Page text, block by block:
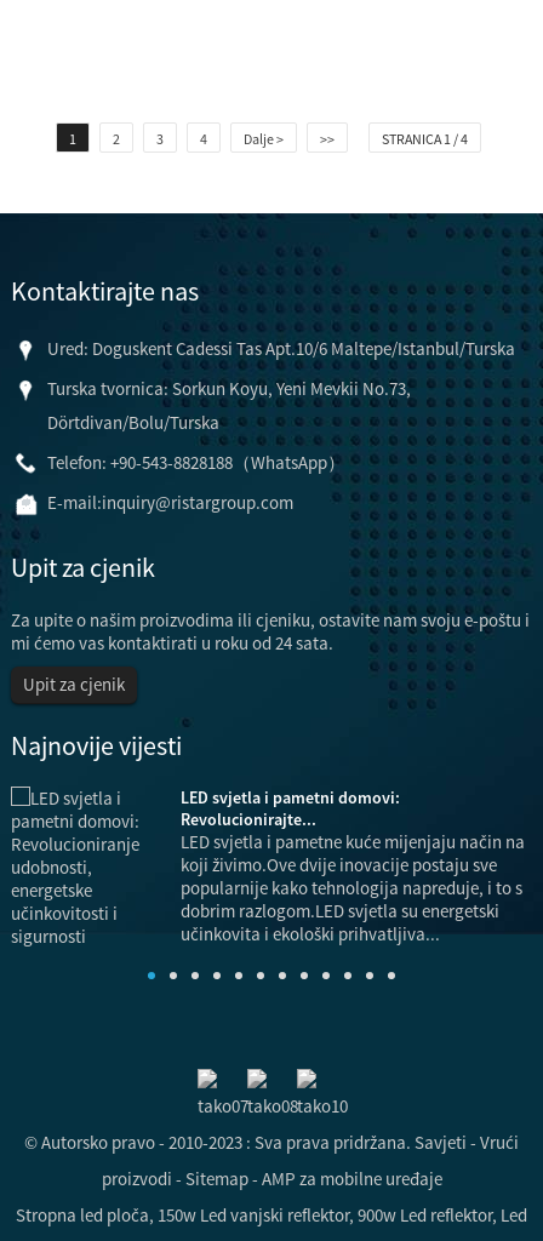
1 2 3 4 Dalje > >> STRANICA 1 / 4
Kontaktirajte nas
Ured: Doguskent Cadessi Tas Apt.10/6 Maltepe/Istanbul/Turska
Turska tvornica: Sorkun Koyu, Yeni Mevkii No.73,
Dörtdivan/Bolu/Turska
Telefon: +90-543-8828188（WhatsApp）
E-mail:inquiry@ristargroup.com
Upit za cjenik
Za upite o našim proizvodima ili cjeniku, ostavite nam svoju e-poštu i
mi ćemo vas kontaktirati u roku od 24 sata.
Upit za cjenik
Najnovije vijesti
LED svjetla i pametni domovi:
Revolucionirajte...
LED svjetla i pametne kuće mijenjaju način na
koji živimo.Ove dvije inovacije postaju sve
popularnije kako tehnologija napreduje, i to s
dobrim razlogom.LED svjetla su energetski
učinkovita i ekološki prihvatljiva...
© Autorsko pravo - 2010-2023 : Sva prava pridržana. Savjeti - Vrući
proizvodi - Sitemap- AMP za mobilne uređaje
Stropna led ploča, 150w Led vanjski reflektor, 900w Led reflektor, Led